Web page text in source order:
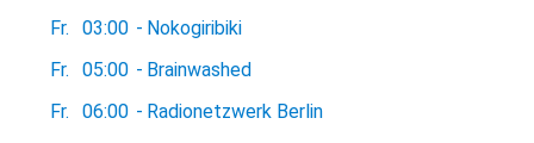
Fr.
03:00 - Nokogiribiki
Fr.
05:00 - Brainwashed
Fr.
06:00 - Radionetzwerk Berlin